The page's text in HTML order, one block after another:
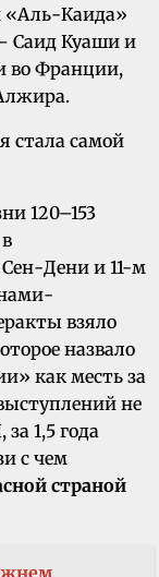
«Аль-Каида»
Саид Куаши и
Франции,
120–153
Дени и 11-м
взяло
назвало
как месть за
не
1,5 года
с чем
страной